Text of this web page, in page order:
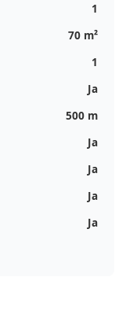
1
70 m²
1
Ja
500 m
Ja
Ja
Ja
Ja